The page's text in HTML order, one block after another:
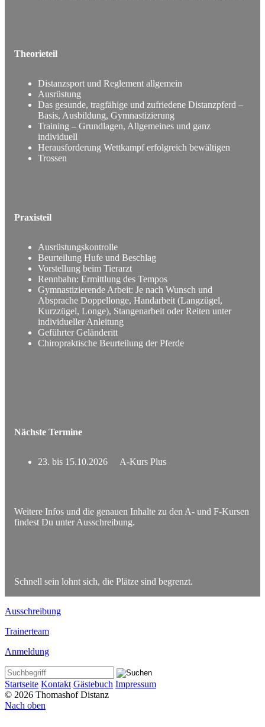
Theorieteil
Distanzsport und Reglement allgemein
Ausrüstung
Das gesunde, tragfähige und zufriedene Distanzpferd –
Basis, Ausbildung, Gymnastizierung
Training – Grundlagen, Allgemeines und ganz
individuell
Herausforderung Wettkampf erfolgreich bewältigen
Trossen
Praxisteil
Ausrüstungskontrolle
Beurteilung Hufe und Beschlag
Vorstellung beim Tierarzt
Rennbahn: Ermittlung des Tempos
Gymnastizierende Arbeit: Je nach Wunsch und
Absprache Doppellonge, Handarbeit (Langzügel,
Kurzzügel, Longe), Stangenarbeit oder Reiten unter
individueller Anleitung
Geführter Geländeritt
Chiropraktische Beurteilung der Pferde
Nächste Termine
23. bis 15.10.2026 A-Kurs Plus
Weitere Infos und die genauen Inhalte zu den A- und F-Kursen
findest Du unter Ausschreibung.
Schnell sein lohnt sich, die Plätze sind begrenzt.
Ausschreibung
Trainerteam
Anmeldung
Startseite Kontakt Gästebuch Impressum
© 2026 Thomashof Distanz
Nach oben